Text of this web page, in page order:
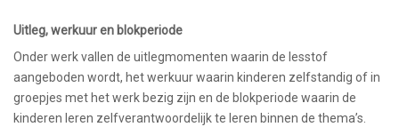
Uitleg, werkuur en blokperiode
Onder werk vallen de uitlegmomenten waarin de lesstof
aangeboden wordt, het werkuur waarin kinderen zelfstandig of in
groepjes met het werk bezig zijn en de blokperiode waarin de
kinderen leren zelfverantwoordelijk te leren binnen de thema’s.